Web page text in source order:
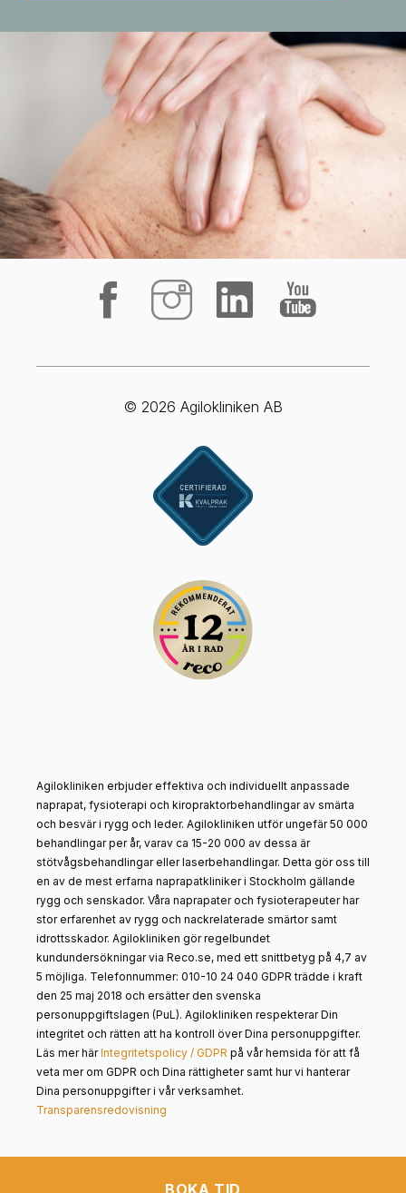
© 2026 Agilokliniken AB
Agilokliniken erbjuder effektiva och individuellt anpassade
naprapat, fysioterapi och kiropraktorbehandlingar av smärta
och besvär i rygg och leder. Agilokliniken utför ungefär 50 000
behandlingar per år, varav ca 15-20 000 av dessa är
stötvågsbehandlingar eller laserbehandlingar. Detta gör oss till
en av de mest erfarna naprapatkliniker i Stockholm gällande
rygg och senskador. Våra naprapater och fysioterapeuter har
stor erfarenhet av rygg och nackrelaterade smärtor samt
idrottsskador. Agilokliniken gör regelbundet
kundundersökningar via Reco.se, med ett snittbetyg på 4,7 av
5 möjliga. Telefonnummer: 010-10 24 040 GDPR trädde i kraft
den 25 maj 2018 och ersätter den svenska
personuppgiftslagen (PuL). Agilokliniken respekterar Din
integritet och rätten att ha kontroll över Dina personuppgifter.
Läs mer härIntegritetspolicy / GDPR på vår hemsida för att få
veta mer om GDPR och Dina rättigheter samt hur vi hanterar
Dina personuppgifter i vår verksamhet.
Transparensredovisning
BOKA TID